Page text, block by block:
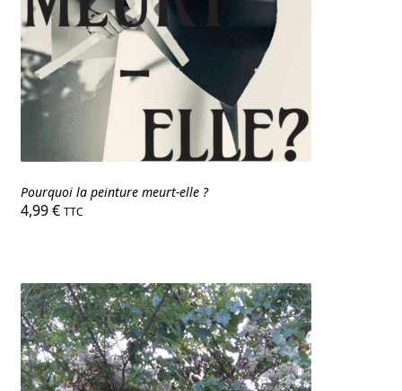
Pourquoi la peinture meurt-elle ?
4,99€ TTC